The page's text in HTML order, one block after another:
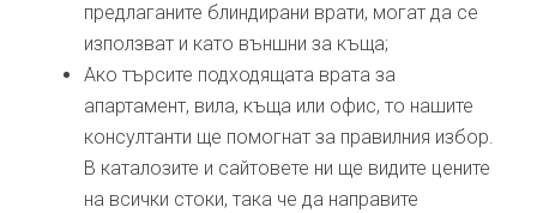
предлаганите блиндирани врати, могат да се
използват и като външни за къща;
Ако търсите подходящата врата за
апартамент, вила, къща или офис, то нашите
консултанти ще помогнат за правилния избор.
В каталозите и сайтовете ни ще видите цените
на всички стоки, така че да направите